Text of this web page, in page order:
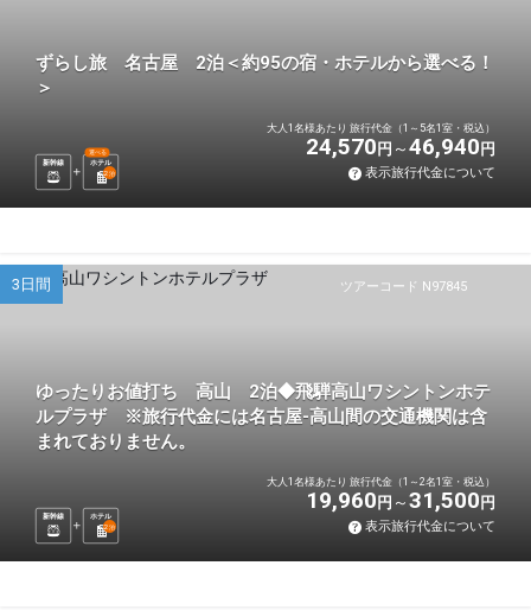
ずらし旅 名古屋 2泊＜約95の宿・ホテルから選べる！
＞
新幹線 ホテル
選べる
2泊
大人1名様あたり 旅行代金（1～5名1室・税込）
24,570 円 46,940 円
表示旅行代金について
ツアーコード N97845
3日間
ゆったりお値打ち 高山 2泊◆飛騨高山ワシントンホテ
ルプラザ ※旅行代金には名古屋-高山間の交通機関は含
まれておりません。
新幹線
ホテル
2泊
大人1名様あたり 旅行代金（1～2名1室・税込）
19,960 円 31,500 円
表示旅行代金について